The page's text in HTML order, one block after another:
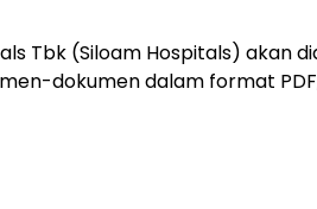
Tbk (Siloam Hospitals) akan
dokumen dalam format